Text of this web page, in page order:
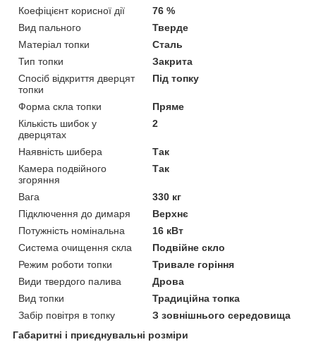
Коефіцієнт корисної дії
76 %
Вид пального
Тверде
Матеріал топки
Сталь
Тип топки
Закрита
Спосіб відкриття дверцят
топки
Під топку
Форма скла топки
Пряме
Кількість шибок у
дверцятах
2
Наявність шибера
Так
Камера подвійного
згоряння
Так
Вага
330 кг
Підключення до димаря
Верхнє
Потужність номінальна
16 кВт
Система очищення скла
Подвійне скло
Режим роботи топки
Тривале горіння
Види твердого палива
Дрова
Вид топки
Традиційна топка
Забір повітря в топку
З зовнішнього середовища
Габаритні і приєднувальні розміри